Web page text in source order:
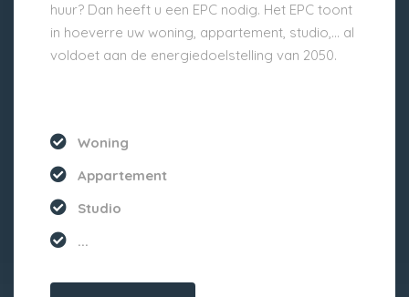
huur? Dan heeft u een EPC nodig. Het EPC toont
in hoeverre uw woning, appartement, studio,… al
voldoet aan de energiedoelstelling van 2050.
Woning
Appartement
Studio
...